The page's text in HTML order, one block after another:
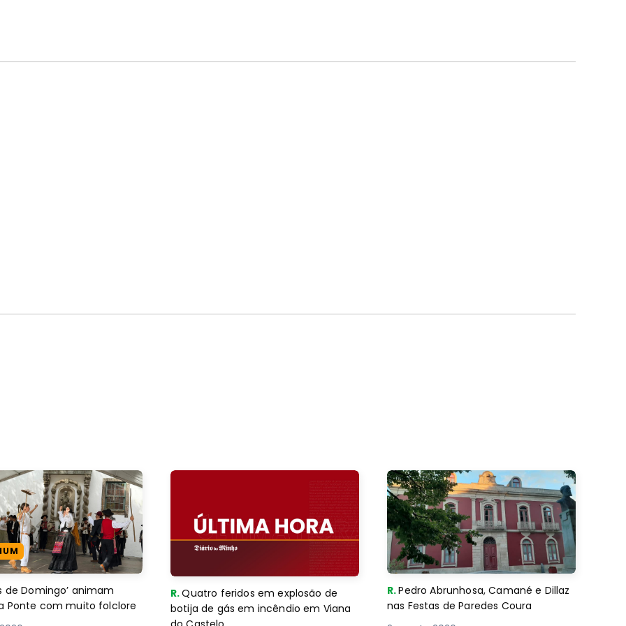
de Domingo’ animam
Ponte com muito folclore
R.Quatro feridos em explosão de
botija de gás em incêndio em Viana
R.Pedro Abrunhosa, Camané e Dillaz
nas Festas de Paredes Coura